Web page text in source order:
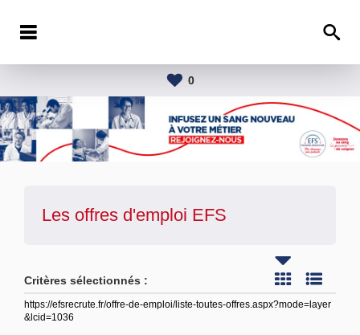
0
Les offres d'emploi EFS
Critères sélectionnés :
https://efsrecrute.fr/offre-de-emploi/liste-toutes-offres.aspx?mode=layer
&lcid=1036